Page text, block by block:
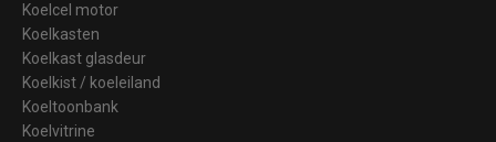
Koelcel motor
Koelkasten
Koelkast glasdeur
Koelkist / koeleiland
Koeltoonbank
Koelvitrine